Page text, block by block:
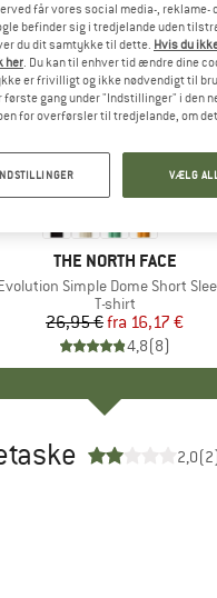
MÆRKE
THE NORTH FACE
Simple Dome Short
Produktgruppe
T-shirt
Pris
26,95 € Nedsat pris
fra 16,17 €
4,8(8)
Rabat
til 40%
2,0(2)
får vores social media-,
befinder sig i tredjelande uden
du dit samtykke til dette. Hvis du
her. Du kan til enhver tid ændre dine
er frivilligt og ikke nødvendigt til
gang under "Indstillinger" i den
for overførsler til tredjelande, om
VÆLG